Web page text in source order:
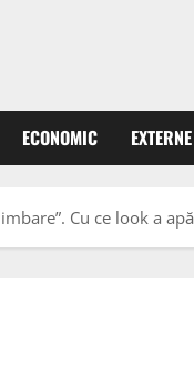
ECONOMIC EXTERNE
Cu ce look a